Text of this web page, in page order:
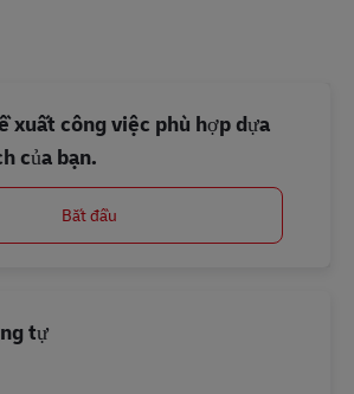
xuất công việc phù hợp dựa
của bạn.
Bắt đầu
tự